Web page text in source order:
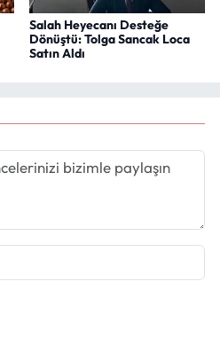
Salah Heyecanı Desteğe
Dönüştü: Tolga Sancak Loca
Satın Aldı